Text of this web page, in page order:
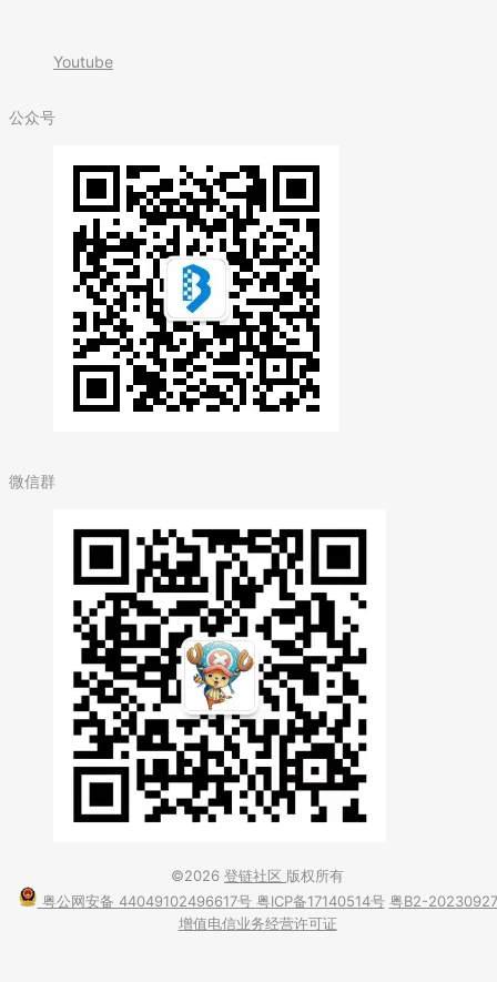
Youtube
公众号
微信群
©2026 登链社区 版权所有
粤公网安备 44049102496617号 粤ICP备17140514号 粤B2-20230927
增值电信业务经营许可证